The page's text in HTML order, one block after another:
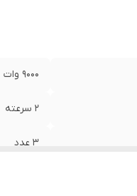
۹۰۰۰ وات
۲ سرعته
۳ عدد